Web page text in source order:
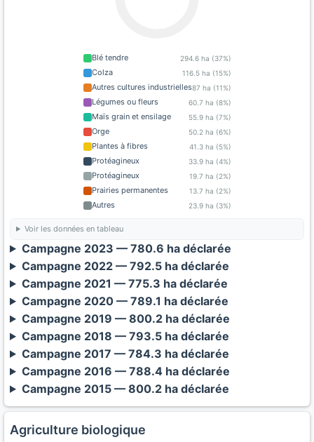
Blé tendre 294.6 ha (37%)
Colza 116.5 ha (15%)
Autres cultures industrielles87 ha (11%)
Légumes ou fleurs 60.7 ha (8%)
Maïs grain et ensilage 55.9 ha (7%)
Orge 50.2 ha (6%)
Plantes à fibres 41.3 ha (5%)
Protéagineux 33.9 ha (4%)
Protéagineux 19.7 ha (2%)
Prairies permanentes 13.7 ha (2%)
Autres 23.9 ha (3%)
Voir les données en tableau
Campagne 2023 — 780.6 ha déclarée
Campagne 2022 — 792.5 ha déclarée
Campagne 2021 — 775.3 ha déclarée
Campagne 2020 — 789.1 ha déclarée
Campagne 2019 — 800.2 ha déclarée
Campagne 2018 — 793.5 ha déclarée
Campagne 2017 — 784.3 ha déclarée
Campagne 2016 — 788.4 ha déclarée
Campagne 2015 — 800.2 ha déclarée
Agriculture biologique